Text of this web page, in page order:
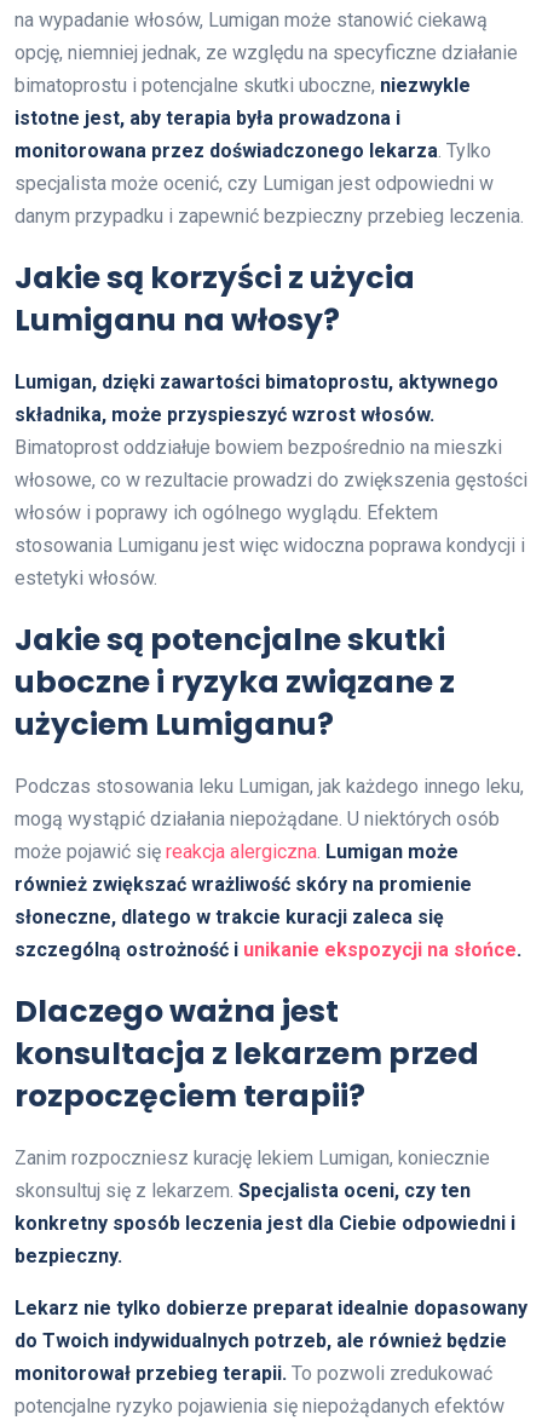
na wypadanie włosów, Lumigan może stanowić ciekawą
opcję, niemniej jednak, ze względu na specyficzne działanie
bimatoprostu i potencjalne skutki uboczne, niezwykle
istotne jest, aby terapia była prowadzona i
monitorowana przez doświadczonego lekarza. Tylko
specjalista może ocenić, czy Lumigan jest odpowiedni w
danym przypadku i zapewnić bezpieczny przebieg leczenia.
Jakie są korzyści z użycia
Lumiganu na włosy?
Lumigan, dzięki zawartości bimatoprostu, aktywnego
składnika, może przyspieszyć wzrost włosów.
Bimatoprost oddziałuje bowiem bezpośrednio na mieszki
włosowe, co w rezultacie prowadzi do zwiększenia gęstości
włosów i poprawy ich ogólnego wyglądu. Efektem
stosowania Lumiganu jest więc widoczna poprawa kondycji i
estetyki włosów.
Jakie są potencjalne skutki
uboczne i ryzyka związane z
użyciem Lumiganu?
Podczas stosowania leku Lumigan, jak każdego innego leku,
mogą wystąpić działania niepożądane. U niektórych osób
może pojawić się reakcja alergiczna. Lumigan może
również zwiększać wrażliwość skóry na promienie
słoneczne, dlatego w trakcie kuracji zaleca się
szczególną ostrożność i unikanie ekspozycji na słońce.
Dlaczego ważna jest
konsultacja z lekarzem przed
rozpoczęciem terapii?
Zanim rozpoczniesz kurację lekiem Lumigan, koniecznie
skonsultuj się z lekarzem. Specjalista oceni, czy ten
konkretny sposób leczenia jest dla Ciebie odpowiedni i
bezpieczny.
Lekarz nie tylko dobierze preparat idealnie dopasowany
do Twoich indywidualnych potrzeb, ale również będzie
monitorował przebieg terapii. To pozwoli zredukować
potencjalne ryzyko pojawienia się niepożądanych efektów